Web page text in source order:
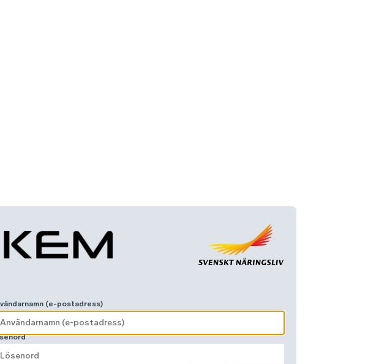
(e-postadress)